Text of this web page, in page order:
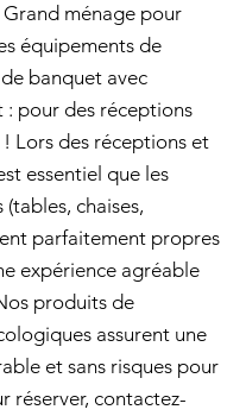
ménage pour
équipements de
banquet avec
: pour des réceptions
Lors des réceptions et
essentiel que les
chaises,
parfaitement propres
expérience agréable
produits de
assurent une
et sans risques pour
réserver, contactez-